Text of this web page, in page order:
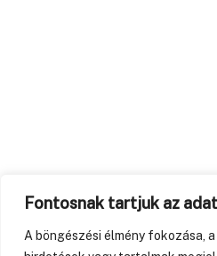
Fontosnak tartjuk az
A böngészési élmény fokozása,